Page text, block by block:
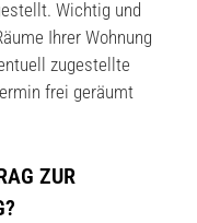
Wichtig und
Ihrer Wohnung
zugestellte
frei geräumt
ZUR